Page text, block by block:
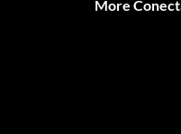
More